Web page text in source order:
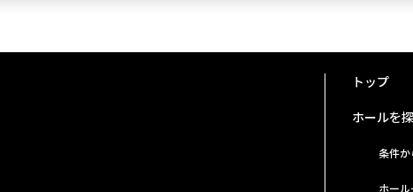
トップ
ホールを
条件
ホール